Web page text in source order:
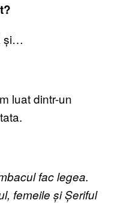
și…
luat dintr-un
fac legea.
femeile și Șeriful